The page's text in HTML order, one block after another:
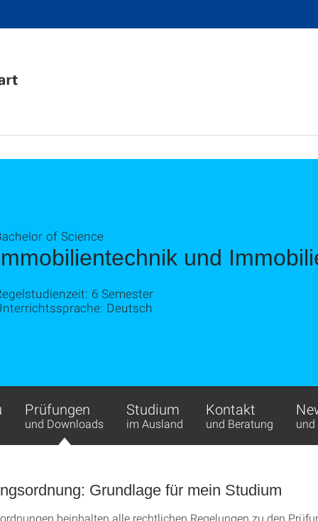
und
of Science
6 Semester
Deutsch
Prüfungen
und Downloads
Studium
im Ausland
Kontakt
und Beratung und
Grundlage für mein Studium
beinhalten alle rechtlichen Regelungen zu den